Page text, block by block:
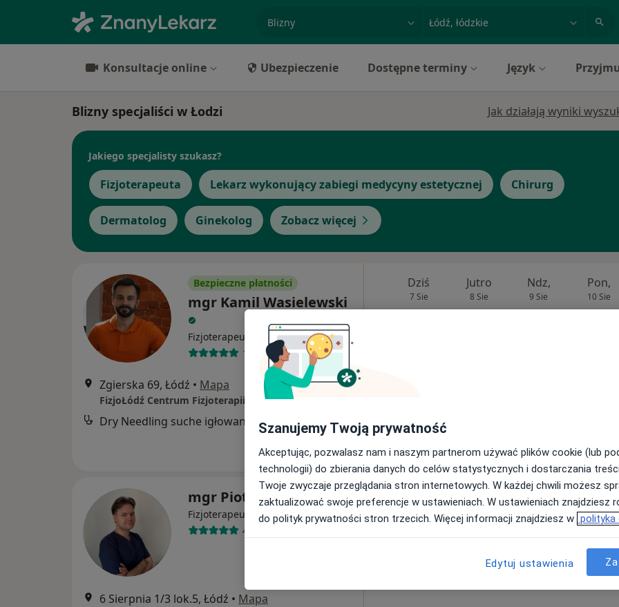
specjalizacja, badanie lub nazwiskomiasto lub dzielnica
Konsultacje online Ubezpieczenie Dostępne terminy Język
Blizny specjaliści w Łodzi Jak działają wyniki
Jakiego specjalisty szukasz?
Fizjoterapeuta Lekarz wykonujący zabiegi medycyny estetycznej Chirurg
Dermatolog Ginekolog Zobacz więcej
Bezpieczne płatności
mgr Kamil Wasielewski
Fizjoterapeuta Więcej
177 opinii
Zgierska 69, Łódź • Mapa
FizjoŁódź Centrum Fizjoterapii i Rehabilitacji
Dry Needling suche igłowanie 200 zł
Dziś
7 Sie
Jutro
8 Sie
Ndz,
9 Sie
Pon,
10 Sie
mgr Piotr Kosiacki
Fizjoterapeuta ·Więcej
43 opinie
6 Sierpnia 1/3 lok.5, Łódź • Mapa
Dziś Jutro Ndz, Pon,
10 Sie
Umawianie online nie jest dostępne
Szanujemy Twoją prywatność
Akceptując, pozwalasz nam i naszym partnerom używać plików cookie (lub
technologii) do zbierania danych do celów statystycznych i dostarczania
Twoje zwyczaje przeglądania stron internetowych. W każdej chwili możesz
zaktualizować swoje preferencje w ustawieniach. W ustawieniach znajdziesz
do polityk prywatności stron trzecich. Więcej informacji znajdziesz w polityka
Edytuj ustawienia